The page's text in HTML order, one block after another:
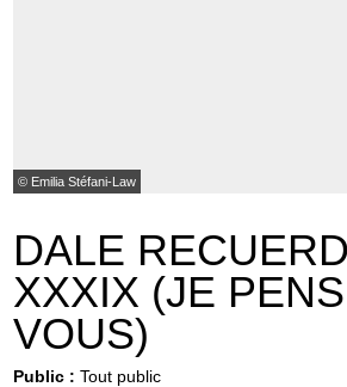
© Emilia Stéfani-Law
DALE
XXXIX (JE
VOUS)
Public :Tout public